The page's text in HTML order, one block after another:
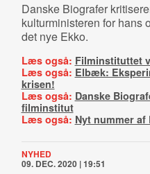
Danske Biografer
kulturministeren for hans
det nye Ekko.
Læs også: Filminstituttet
Læs også: Elbæk:
krisen!
Læs også: Danske
filminstitut
Læs også: Nyt nummer af
NYHED
09. DEC. 2020 | 19:51